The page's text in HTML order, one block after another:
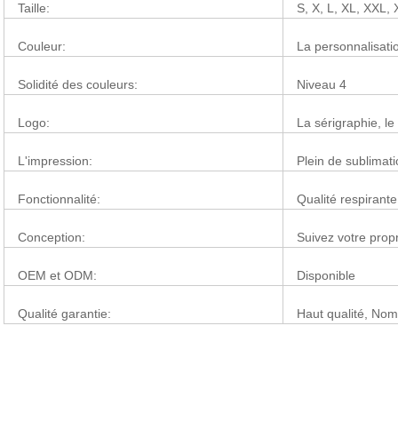
Taille: S, X, L, XL, XXL,
Couleur: La
Solidité des couleurs: Niveau 4
Logo: La sérigraphie,
L'impression: Plein de
Fonctionnalité: Qualité
Conception: Suivez votre
OEM et ODM: Disponible
Qualité garantie: Haut qualité,